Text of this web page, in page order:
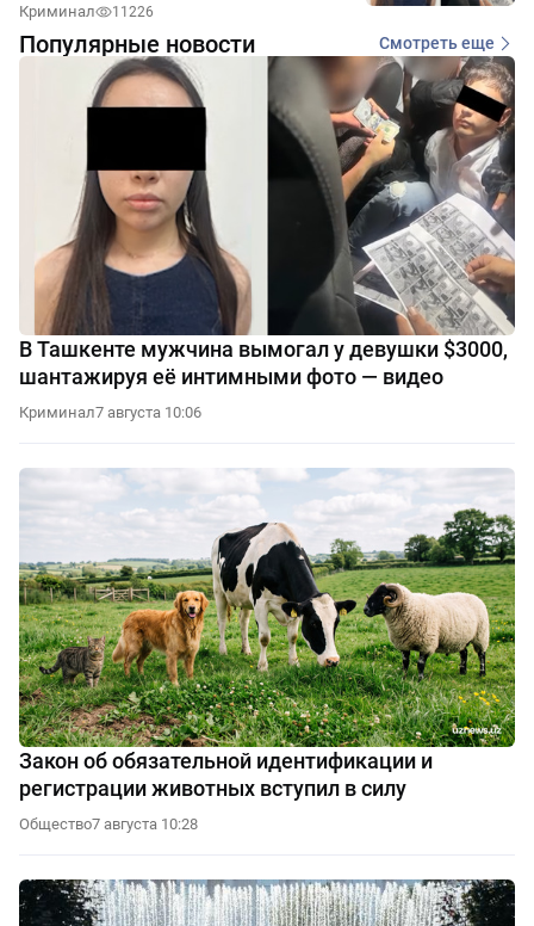
Криминал 11226
Популярные новости Смотреть еще
В Ташкенте мужчина вымогал у девушки $3000,
шантажируя её интимными фото — видео
Криминал7 августа 10:06
Закон об обязательной идентификации и
регистрации животных вступил в силу
Общество7 августа 10:28